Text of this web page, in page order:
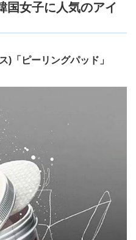
国女子に人気のアイ
)「ピーリングパッド」